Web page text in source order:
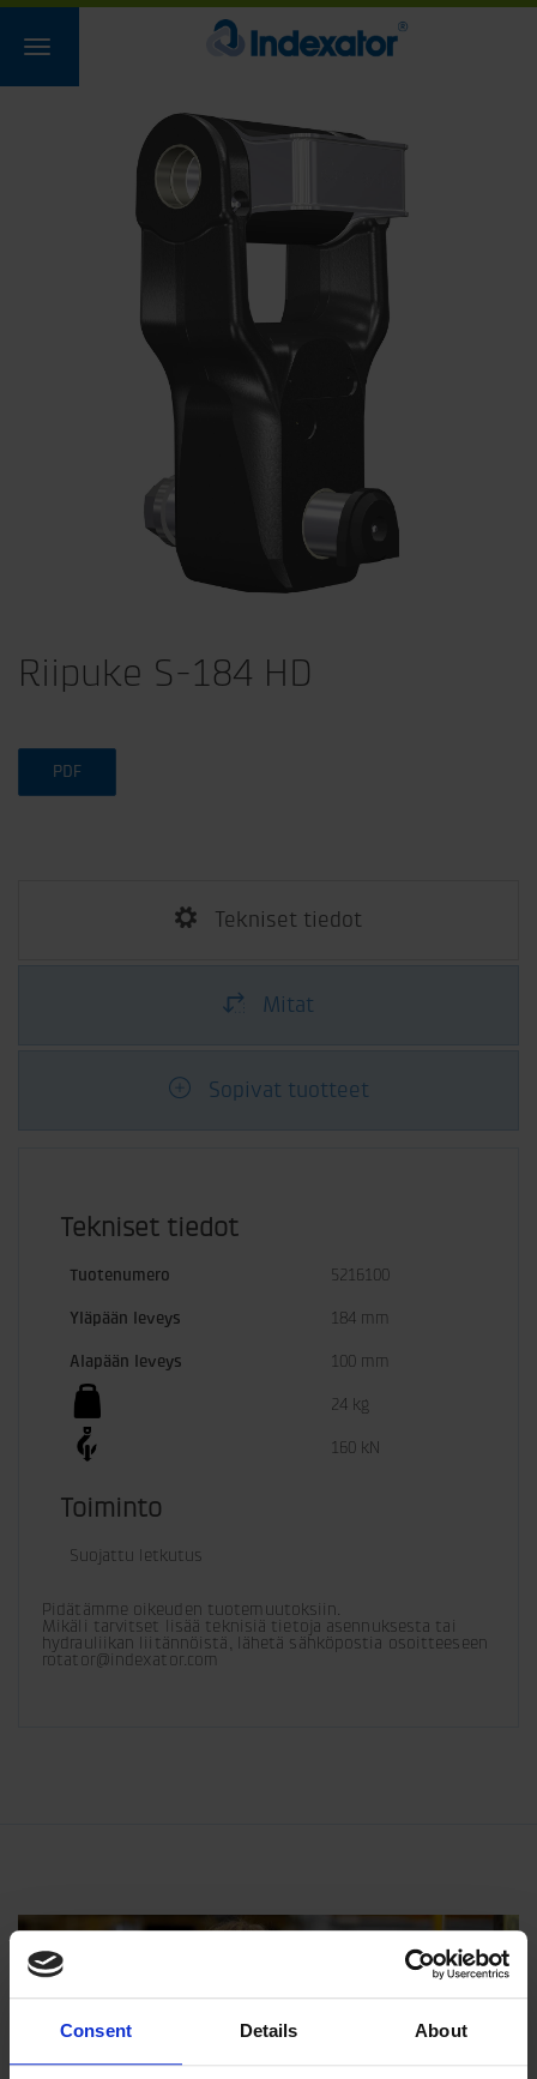
Consent Details About
Riipuke S-184 HD
PDF
Tekniset tiedot
Mitat
Sopivat tuotteet
Tekniset tiedot
Tuotenumero 5216100
Yläpään leveys 184 mm
Alapään leveys 100 mm
24 kg
160 kN
Toiminto
Suojattu letkutus
Pidätämme oikeuden tuotemuutoksiin.
Mikäli tarvitset lisää teknisiä tietoja asennuksesta tai
hydrauliikan liitännöistä, lähetä sähköpostia osoitteeseen
rotator@indexator.com